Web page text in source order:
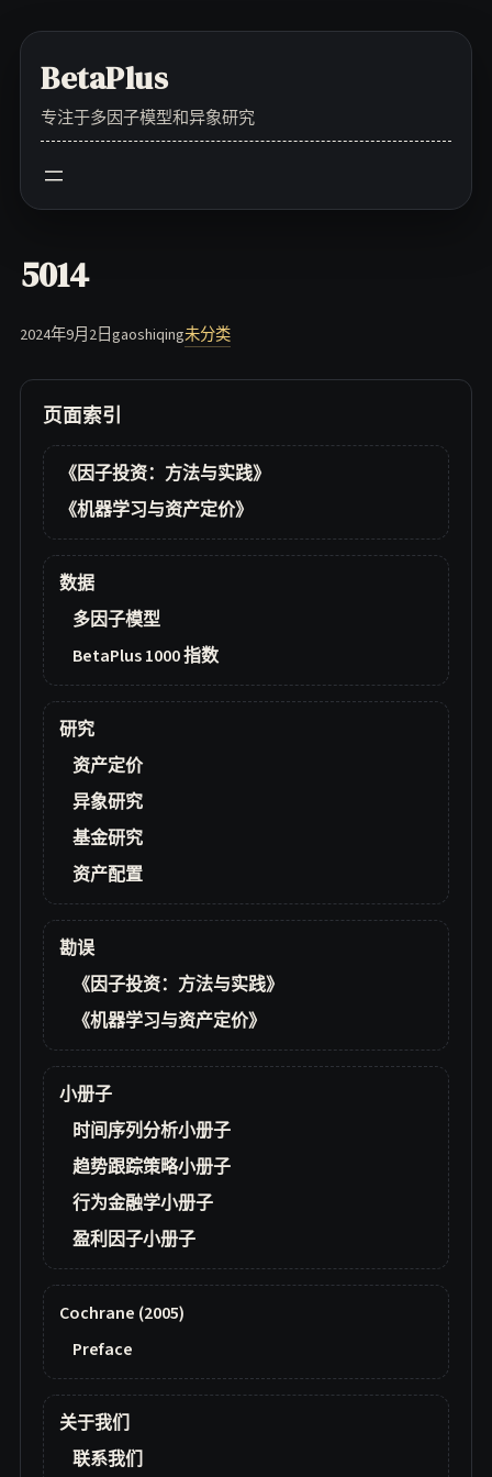
contentBetaPlus
专注于多因子模型和异象研究
5014
2024年9月2日gaoshiqing未分类
页面索引
《因子投资：方法与实践》
《机器学习与资产定价》
数据
多因子模型
BetaPlus 1000 指数
研究
资产定价
异象研究
基金研究
资产配置
勘误
《因子投资：方法与实践》
《机器学习与资产定价》
小册子
时间序列分析小册子
趋势跟踪策略小册子
行为金融学小册子
盈利因子小册子
Cochrane (2005)
Preface
关于我们
联系我们